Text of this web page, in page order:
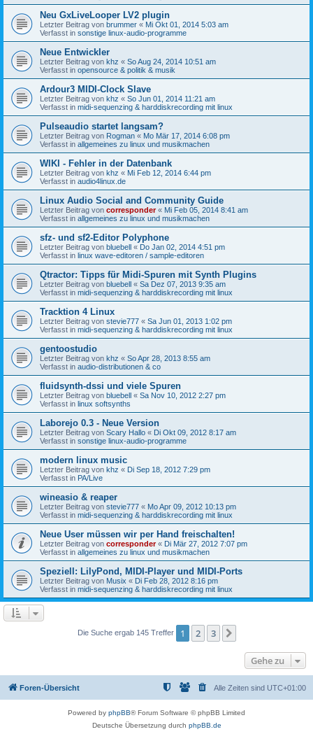
Neu GxLiveLooper LV2 plugin
Letzter Beitrag von brummer « Mi Okt 01, 2014 5:03 am
Verfasst in sonstige linux-audio-programme
Neue Entwickler
Letzter Beitrag von khz « So Aug 24, 2014 10:51 am
Verfasst in opensource & politik & musik
Ardour3 MIDI-Clock Slave
Letzter Beitrag von khz « So Jun 01, 2014 11:21 am
Verfasst in midi-sequenzing & harddiskrecording mit linux
Pulseaudio startet langsam?
Letzter Beitrag von Rogman « Mo Mär 17, 2014 6:08 pm
Verfasst in allgemeines zu linux und musikmachen
WIKI - Fehler in der Datenbank
Letzter Beitrag von khz « Mi Feb 12, 2014 6:44 pm
Verfasst in audio4linux.de
Linux Audio Social and Community Guide
Letzter Beitrag von corresponder« Mi Feb 05, 2014 8:41 am
Verfasst in allgemeines zu linux und musikmachen
sfz- und sf2-Editor Polyphone
Letzter Beitrag von bluebell « Do Jan 02, 2014 4:51 pm
Verfasst in linux wave-editoren / sample-editoren
Qtractor: Tipps für Midi-Spuren mit Synth Plugins
Letzter Beitrag von bluebell « Sa Dez 07, 2013 9:35 am
Verfasst in midi-sequenzing & harddiskrecording mit linux
Tracktion 4 Linux
Letzter Beitrag von stevie777 « Sa Jun 01, 2013 1:02 pm
Verfasst in midi-sequenzing & harddiskrecording mit linux
gentoostudio
Letzter Beitrag von khz « So Apr 28, 2013 8:55 am
Verfasst in audio-distributionen & co
fluidsynth-dssi und viele Spuren
Letzter Beitrag von bluebell « Sa Nov 10, 2012 2:27 pm
Verfasst in linux softsynths
Laborejo 0.3 - Neue Version
Letzter Beitrag von Scary Hallo « Di Okt 09, 2012 8:17 am
Verfasst in sonstige linux-audio-programme
modern linux music
Letzter Beitrag von khz « Di Sep 18, 2012 7:29 pm
Verfasst in PA/Live
wineasio & reaper
Letzter Beitrag von stevie777 « Mo Apr 09, 2012 10:13 pm
Verfasst in midi-sequenzing & harddiskrecording mit linux
Neue User müssen wir per Hand freischalten!
Letzter Beitrag von corresponder« Di Mär 27, 2012 7:07 pm
Verfasst in allgemeines zu linux und musikmachen
Speziell: LilyPond, MIDI-Player und MIDI-Ports
Letzter Beitrag von Musix « Di Feb 28, 2012 8:16 pm
Verfasst in midi-sequenzing & harddiskrecording mit linux
Die Suche ergab 145 Treffer 1 2 3
Gehe zu
Foren-Übersicht Alle Zeiten sind UTC+01:00
Powered by phpBB® Forum Software © phpBB Limited
Deutsche Übersetzung durch phpBB.de